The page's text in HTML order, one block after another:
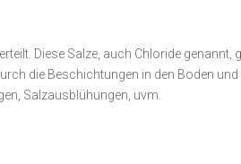
Diese Salze, auch Chloride
die Beschichtungen in den Boden
Salzausblühungen, uvm.